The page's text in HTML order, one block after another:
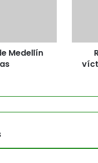
Medellín